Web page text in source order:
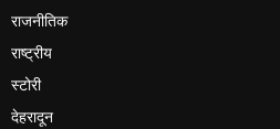
राजनीतिक
राष्ट्रीय
स्टोरी
देहरादून